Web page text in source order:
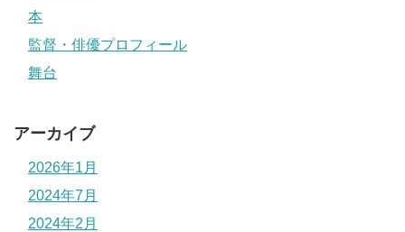
本
監督・俳優プロフィール
舞台
アーカイブ
2026年1月
2024年7月
2024年2月